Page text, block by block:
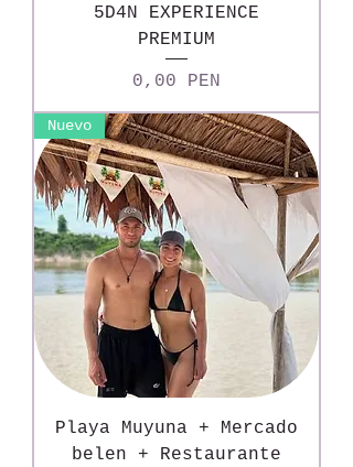
5D4N EXPERIENCE
PREMIUM
Precio
0,00 PEN
Nuevo
Playa Muyuna + Mercado
belen + Restaurante